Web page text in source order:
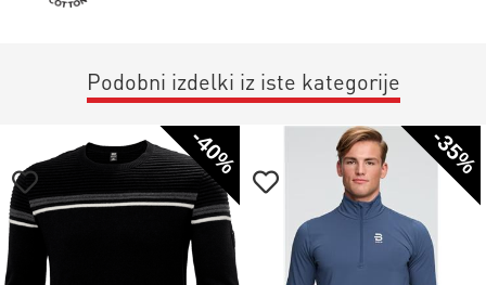
Podobni izdelki iz iste kategorije
-40% -35%